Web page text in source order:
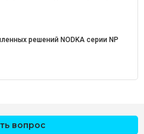
решений NODKA серии NP
вопрос